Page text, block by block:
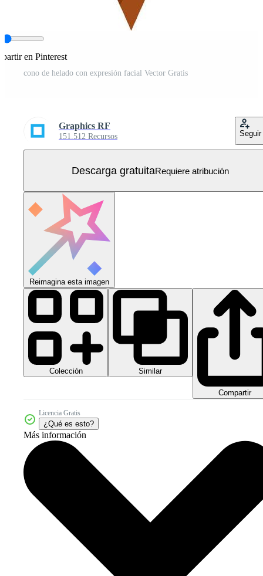
en Pinterest
cono de helado con expresión facial Vector Gratis
Graphics RF
151.512 Recursos Seguir
Descarga gratuitaRequiere atribución
Reimagina esta imagen
Colección Similar
Compartir
Licencia Gratis
¿Qué es esto?
Más información